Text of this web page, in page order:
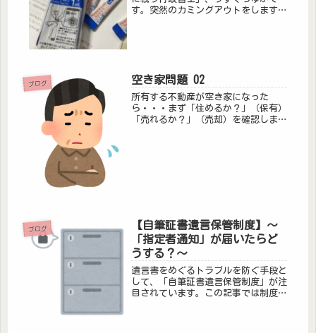
す。突然のカミングアウトをします。
ブログ 空き家問題 02
所有する不動産が空き家になった
ら・・・まず「住めるか？」（保有）
「売れるか？」（売却）を確認しまし
ブログ
【自筆証書遺言保管制度】～
「指定者通知」が届いたらど
うする？～
遺言書をめぐるトラブルを防ぐ手段と
して、「自筆証書遺言保管制度」が注
目されています。この記事では制度の